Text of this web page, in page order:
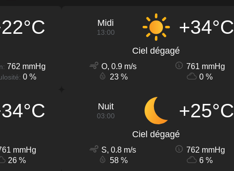
762 mmHg
0 %
Midi
13:00 +34°C
Ciel dégagé
O, 0.9 m/s
761 mmHg
23 %
0 %
mmHg
26 %
Nuit
03:00 +25°C
Ciel dégagé
S, 0.8 m/s
762 mmHg
58 %
6 %